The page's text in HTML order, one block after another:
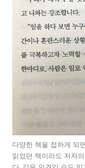
다양한 책을 접하게 되
읽었던 책이라도 저자